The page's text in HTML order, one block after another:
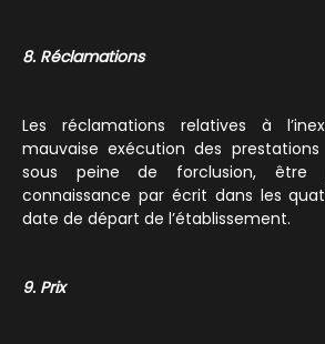
8. Réclamations
Les réclamations relatives à
mauvaise exécution des prestations
sous peine de forclusion, être
connaissance par écrit dans les
date de départ de l’établissement.
9. Prix